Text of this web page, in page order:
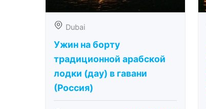
Dubai
Ужин на борту
традиционной арабской
лодки (дау) в гавани
(Россия)